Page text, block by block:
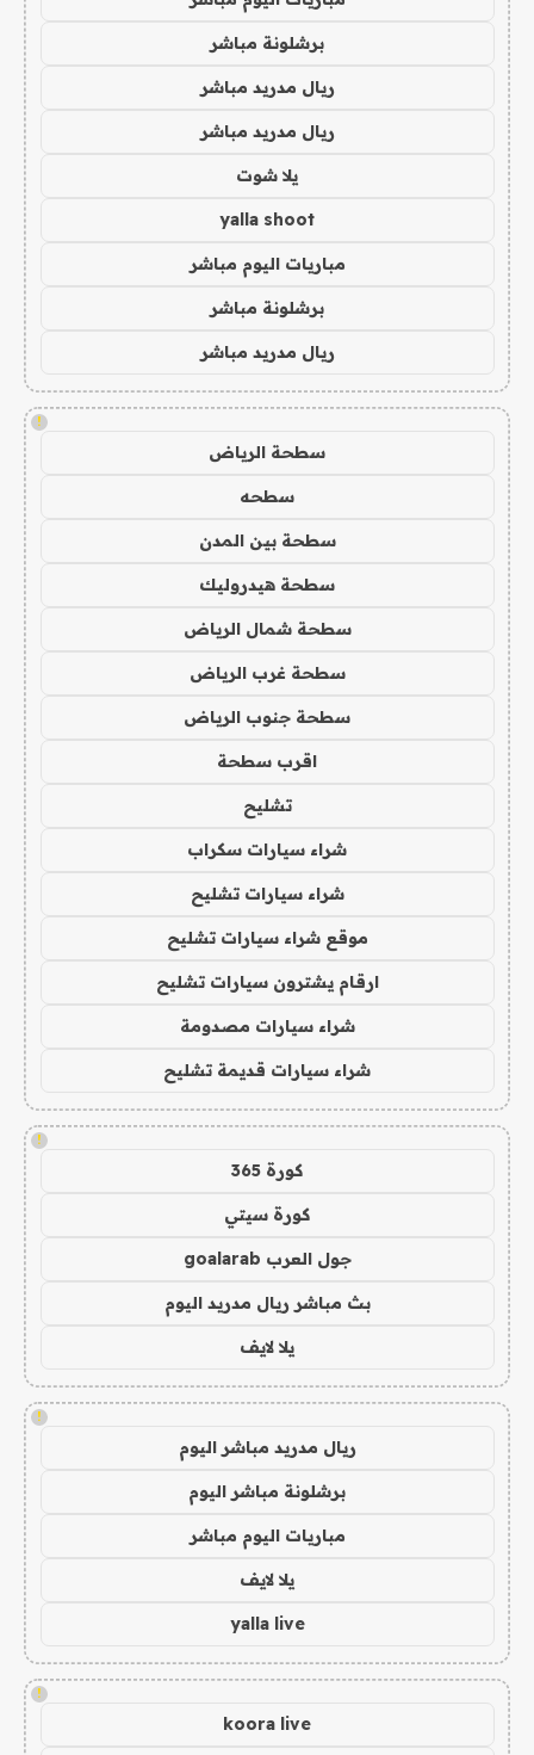
برشلونة مباشر
ريال مدريد مباشر
ريال مدريد مباشر
يلا شوت
yalla shoot
مباريات اليوم مباشر
برشلونة مباشر
ريال مدريد مباشر
!
سطحة الرياض
سطحه
سطحة بين المدن
سطحة هيدروليك
سطحة شمال الرياض
سطحة غرب الرياض
سطحة جنوب الرياض
اقرب سطحة
تشليح
شراء سيارات سكراب
شراء سيارات تشليح
موقع شراء سيارات تشليح
ارقام يشترون سيارات تشليح
شراء سيارات مصدومة
شراء سيارات قديمة تشليح
!
كورة 365
كورة سيتي
جول العرب goalarab
بث مباشر ريال مدريد اليوم
يلا لايف
!
ريال مدريد مباشر اليوم
برشلونة مباشر اليوم
مباريات اليوم مباشر
يلا لايف
yalla live
!
koora live